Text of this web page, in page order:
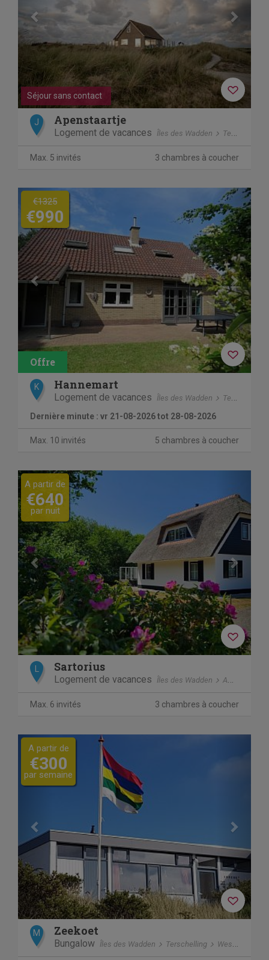
Séjour sans contact
J Apenstaartje
Logement de vacances Îles des Wadden Terschelling
Max. 5 invités 3 chambres à coucher
Previous Next
€1325
€990
K Hannemart
Logement de vacances Îles des Wadden Terschelling
Dernière minute : vr 21-08-2026 tot 28-08-2026
Max. 10 invités 5 chambres à coucher
Previous
A partir de
€640
par nuit
L Sartorius
Logement de vacances Îles des Wadden Ameland
Max. 6 invités 3 chambres à coucher
Previous
A partir de
€300
par semaine
M Zeekoet
Bungalow Îles des Wadden Terschelling West aan Zee